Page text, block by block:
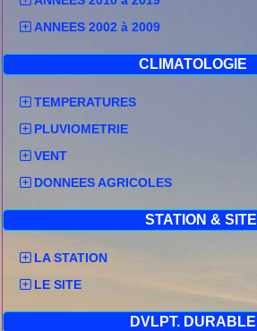
ANNEES 2002 à 2009
CLIMATOLOGIE
TEMPERATURES
PLUVIOMETRIE
VENT
DONNEES AGRICOLES
STATION & SITE
LA STATION
LE SITE
DVLPT. DURABLE